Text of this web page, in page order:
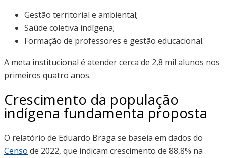
Gestão territorial e ambiental;
Saúde coletiva indígena;
Formação de professores e gestão educacional.
A meta institucional é atender cerca de 2,8 mil alunos nos
primeiros quatro anos.
Crescimento da população
indígena fundamenta proposta
O relatório de Eduardo Braga se baseia em dados do
Censo de 2022, que indicam crescimento de 88,8% na